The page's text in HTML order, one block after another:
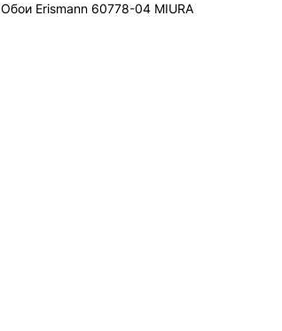
Обои Erismann 60778-04 MIURA